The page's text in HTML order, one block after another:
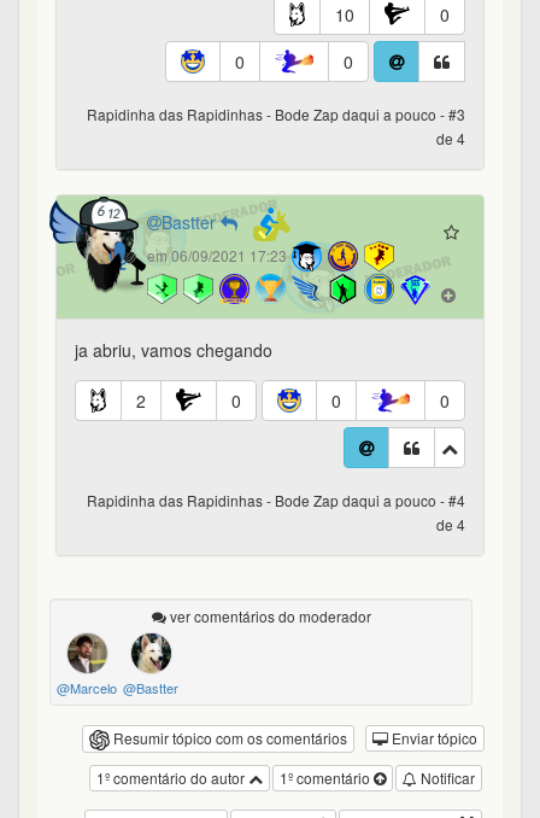
10
0
0
0
Rapidinha das Rapidinhas - Bode Zap daqui a pouco - #3
de 4
Bastter
em 06/09/2021 17:23
ja abriu, vamos chegando
2 0 0 0
Rapidinha das Rapidinhas - Bode Zap daqui a pouco - #4
de 4
ver comentários do moderador
@Marcelo @Bastter
Resumir tópico com os comentários
Enviar tópico
Notificar
1º comentário
1º comentário do autor